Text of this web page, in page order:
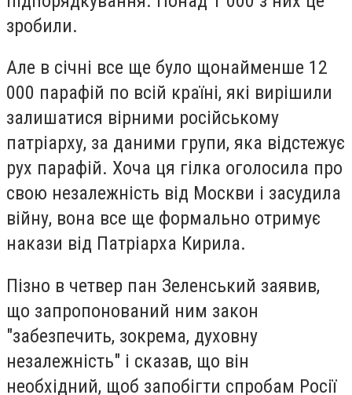
зробили.
Але в січні все ще було щонайменше 12
000 парафій по всій країні, які вирішили
залишатися вірними російському
патріарху, за даними групи, яка відстежує
рух парафій. Хоча ця гілка оголосила про
свою незалежність від Москви і засудила
війну, вона все ще формально отримує
накази від Патріарха Кирила.
Пізно в четвер пан Зеленський заявив,
що запропонований ним закон
"забезпечить, зокрема, духовну
незалежність" і сказав, що він
необхідний, щоб запобігти спробам Росії